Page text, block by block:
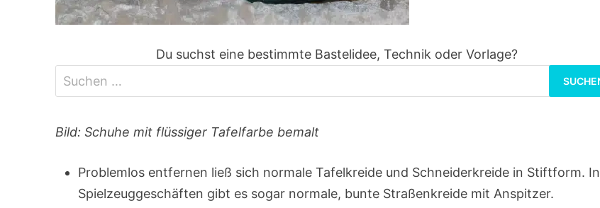
Du suchst eine bestimmte Bastelidee, Technik oder Vorlage?
nach:
Bild: Schuhe mit flüssiger Tafelfarbe bemalt
Problemlos entfernen ließ sich normale Tafelkreide und Schneiderkreide in Stiftform. In
Spielzeuggeschäften gibt es sogar normale, bunte Straßenkreide mit Anspitzer.